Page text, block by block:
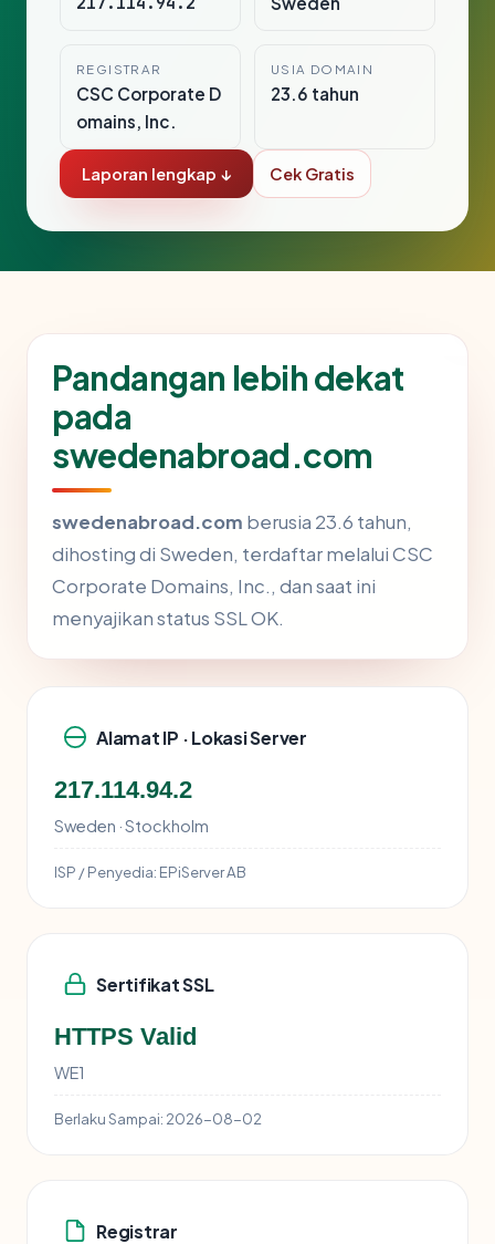
REGISTRAR
CSC Corporate D
omains, Inc.
USIA DOMAIN
23.6 tahun
Laporan lengkap ↓ Cek Gratis
Pandangan lebih dekat
pada
swedenabroad.com
swedenabroad.com berusia 23.6 tahun,
dihosting di Sweden, terdaftar melalui CSC
Corporate Domains, Inc., dan saat ini
menyajikan status SSL OK.
Alamat IP · Lokasi Server
217.114.94.2
Sweden · Stockholm
ISP / Penyedia: EPiServer AB
Sertifikat SSL
HTTPS Valid
WE1
Berlaku Sampai: 2026-08-02
Registrar